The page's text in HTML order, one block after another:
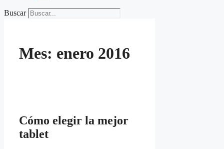
Buscar
Mes: enero 2016
Cómo elegir la mejor
tablet